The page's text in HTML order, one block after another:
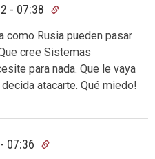
- 07:38
como Rusia pueden pasar
cree Sistemas
para nada. Que le vaya
atacarte. Qué miedo!
07:36